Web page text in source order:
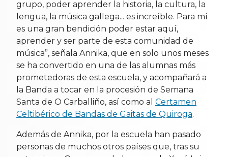
grupo, poder aprender la historia, la cultura, la
lengua, la música gallega... es increíble. Para mí
es una gran bendición poder estar aquí,
aprender y ser parte de esta comunidad de
música”, señala Annika, que en solo unos meses
se ha convertido en una de las alumnas más
prometedoras de esta escuela, y acompañará a
la Banda a tocar en la procesión de Semana
Santa de O Carballiño, así como al Certamen
Celtibérico de Bandas de Gaitas de Quiroga.
Además de Annika, por la escuela han pasado
personas de muchos otros países que, tras su